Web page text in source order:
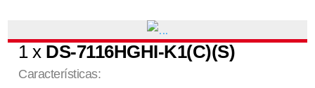
1 x DS-7116HGHI-K1(C)(S)
Características: